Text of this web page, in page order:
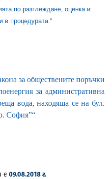
по разглеждане, оценка и
в процедурата.“
за обществените поръчки
за административна
вода, находяща се на бул.
София”“
е 09.08.2018г.